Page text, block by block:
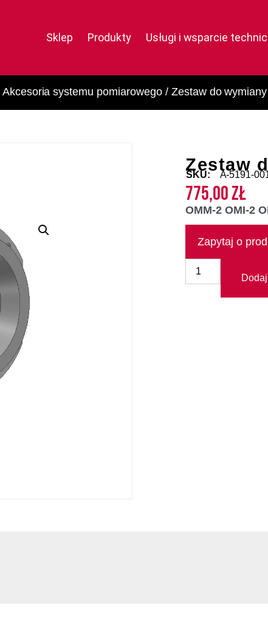
Sklep Produkty Usługi i wsparcie
Akcesoria systemu pomiarowego/ Zestaw do
Zestaw
SKU: A-5191-
775,00zł
OMM-2 OMI-2
Zapytaj o